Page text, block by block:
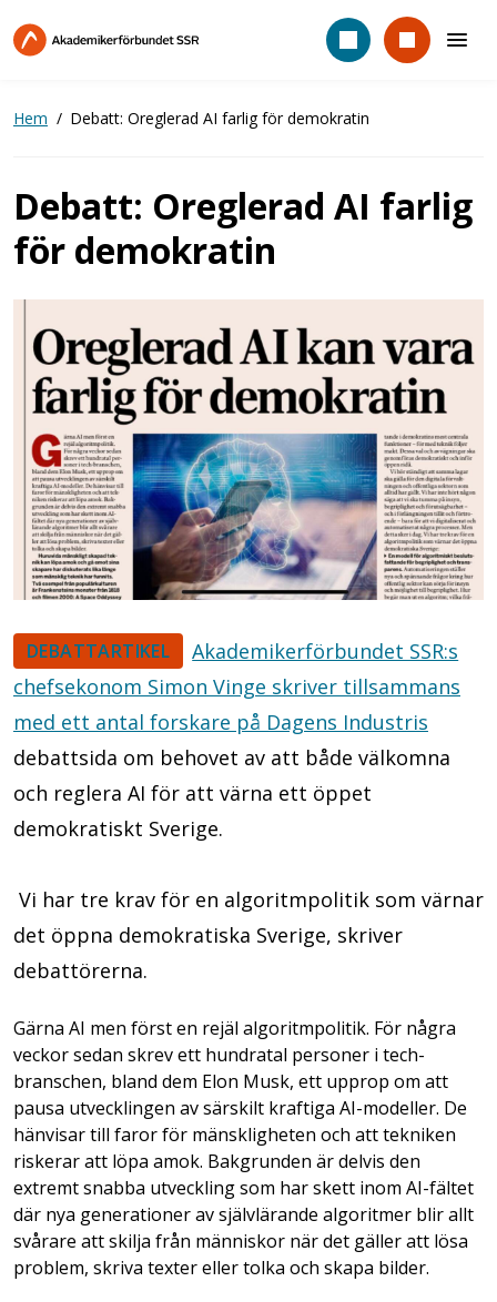
till
Hem Debatt: Oreglerad AI farlig för demokratin
Debatt: Oreglerad AI farlig
för demokratin
DEBATTARTIKEL
Akademikerförbundet SSR:s
chefsekonom Simon Vinge skriver tillsammans
med ett antal forskare på Dagens Industris
debattsida om behovet av att både välkomna
och reglera AI för att värna ett öppet
demokratiskt Sverige.
Vi har tre krav för en algoritmpolitik som värnar
det öppna demokratiska Sverige, skriver
debattörerna.
Gärna AI men först en rejäl algoritmpolitik. För några
veckor sedan skrev ett hundratal personer i tech-
branschen, bland dem Elon Musk, ett upprop om att
pausa utvecklingen av särskilt kraftiga AI-modeller. De
hänvisar till faror för mänskligheten och att tekniken
riskerar att löpa amok. Bakgrunden är delvis den
extremt snabba utveckling som har skett inom AI-fältet
där nya generationer av självlärande algoritmer blir allt
svårare att skilja från människor när det gäller att lösa
problem, skriva texter eller tolka och skapa bilder.